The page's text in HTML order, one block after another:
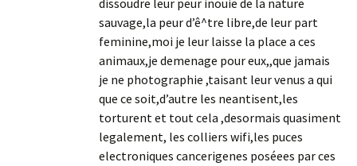
dissoudre leur peur inouie de la nature
sauvage,la peur d’ê^tre libre,de leur part
feminine,moi je leur laisse la place a ces
animaux,je demenage pour eux,,que jamais
je ne photographie ,taisant leur venus a qui
que ce soit,d’autre les neantisent,les
torturent et tout cela ,desormais quasiment
legalement, les colliers wifi,les puces
electroniques cancerigenes poséees par ces